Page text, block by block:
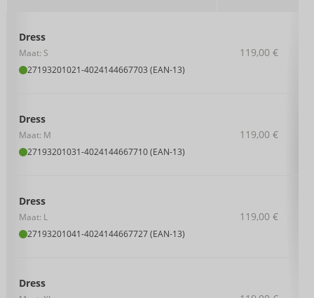
Dress
Maat: S
27193201021-4024144667703 (EAN-13)
119,00 €
Dress
Maat: M
27193201031-4024144667710 (EAN-13)
119,00 €
Dress
Maat: L
27193201041-4024144667727 (EAN-13)
119,00 €
Dress